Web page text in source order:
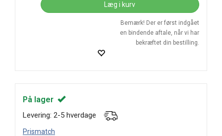
Læg i kurv
Bemærk! Der er først indgået
en bindende aftale, når vi har
bekræftet din bestilling.
På lager
Levering: 2-5 hverdage
Prismatch